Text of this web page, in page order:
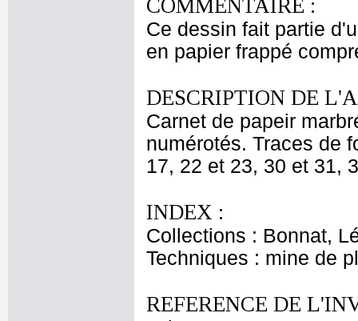
COMMENTAIRE :
Ce dessin fait partie
en papier frappé
DESCRIPTION DE
Carnet de papeir
numérotés. Traces de
17, 22 et 23, 30 et 31,
INDEX :
Collections : Bonnat,
Techniques : mine de
REFERENCE DE